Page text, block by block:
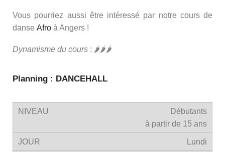
Vous pourriez aussi être intéressé par notre cours de
danse Afro à Angers !
Dynamisme du cours : 🌶🌶🌶
Planning : DANCEHALL
Débutants
à partir de 15 ans
Lundi